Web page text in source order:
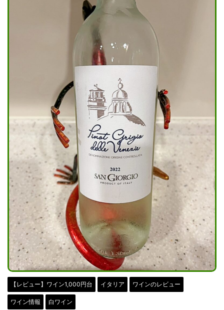
【レビュー】ワイン1,000円台 イタリア ワインのレビュー
ワイン情報 白ワイン